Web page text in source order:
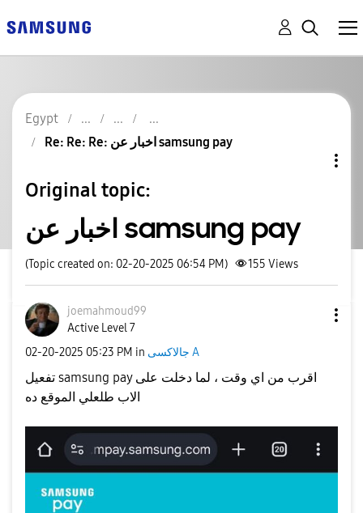
Egypt
Re: Re: Re: اخبار عن samsung pay
Original topic:
اخبار عن samsung pay
(Topic created on: 02-20-2025 06:54 PM) 155 Views
joemahmoud99
Active Level 7
‎02-20-2025 05:23 PM in جالاكسى A
تفعيل samsung pay اقرب من اي وقت ، لما دخلت على